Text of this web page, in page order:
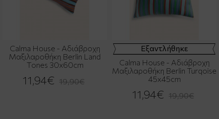
Calma House - Αδιάβροχη
Μαξιλαροθήκη Berlin Land
Tones 30x60cm
11,94€ 19,90€
Εξαντλήθηκε
Calma House - Αδιάβροχη
Μαξιλαροθήκη Berlin Turqoise
45x45cm
11,94€ 19,90€